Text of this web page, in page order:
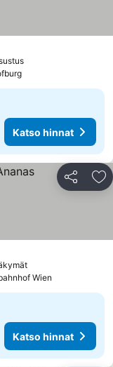
Katso hinnat
Jaa
Wien
Katso hinnat